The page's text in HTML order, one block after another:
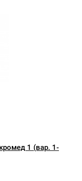
1 (вар. 1-